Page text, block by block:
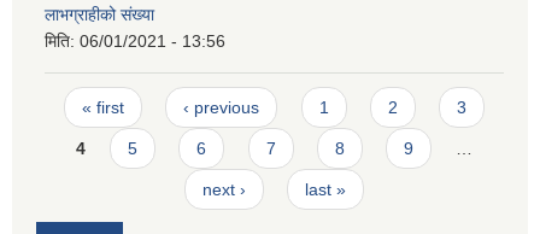
लाभग्राहीको संख्या
मिति: 06/01/2021 - 13:56
Pages
« first ‹ previous 1 2 3
4 5 6 7 8 9
next › last »